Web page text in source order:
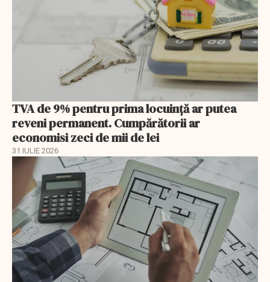
TVA de 9% pentru prima locuință ar putea
reveni permanent. Cumpărătorii ar
economisi zeci de mii de lei
31 IULIE 2026